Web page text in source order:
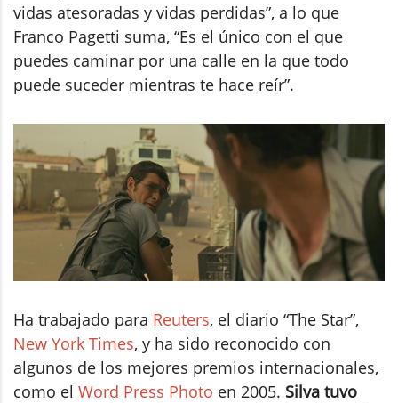
vidas atesoradas y vidas perdidas”, a lo que
Franco Pagetti suma, “Es el único con el que
puedes caminar por una calle en la que todo
puede suceder mientras te hace reír”.
Ha trabajado para Reuters, el diario “The Star”,
New York Times, y ha sido reconocido con
algunos de los mejores premios internacionales,
como el Word Press Photo en 2005. Silva tuvo